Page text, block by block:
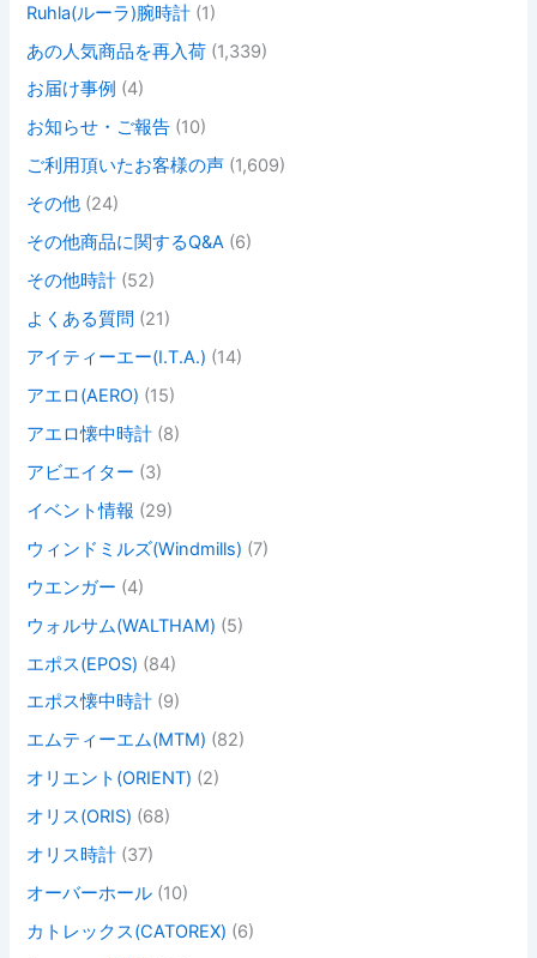
Ruhla(ルーラ)腕時計 (1)
あの人気商品を再入荷 (1,339)
お届け事例 (4)
お知らせ・ご報告 (10)
ご利用頂いたお客様の声 (1,609)
その他 (24)
その他商品に関するQ&A (6)
その他時計 (52)
よくある質問 (21)
アイティーエー(I.T.A.) (14)
アエロ(AERO) (15)
アエロ懐中時計 (8)
アビエイター (3)
イベント情報 (29)
ウィンドミルズ(Windmills) (7)
ウエンガー (4)
ウォルサム(WALTHAM) (5)
エポス(EPOS) (84)
エポス懐中時計 (9)
エムティーエム(MTM) (82)
オリエント(ORIENT) (2)
オリス(ORIS) (68)
オリス時計 (37)
オーバーホール (10)
カトレックス(CATOREX) (6)